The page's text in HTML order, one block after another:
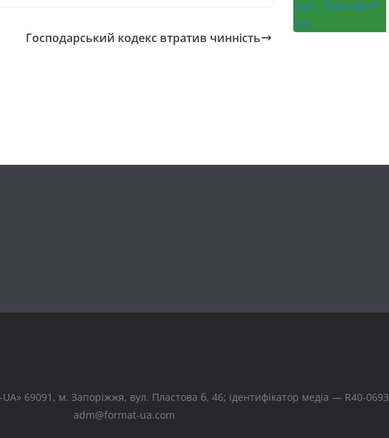
Господарський кодекс втратив чинність
69091, м. Запоріжжя, вул. Пластова б. 46; ідентифікатор медіа — R40-
adm@format-ua.com